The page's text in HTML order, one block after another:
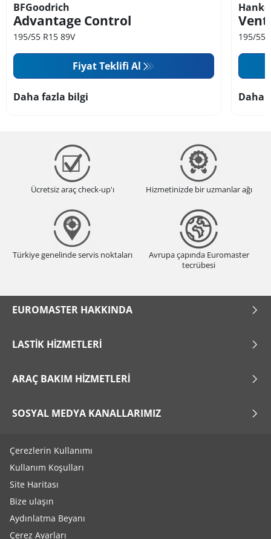
BFGoodrich
Advantage Control
195/55 R15 89V
Fiyat Teklifi Al
Daha fazla bilgi
195/55
Daha
Ücretsiz araç check-up'ı Hizmetinizde bir uzmanlar ağı
Türkiye genelinde servis noktaları
Avrupa çapında Euromaster
tecrübesi
EUROMASTER HAKKINDA
LASTIK HIZMETLERI
ARAÇ BAKIM HIZMETLERI
SOSYAL MEDYA KANALLARIMIZ
Çerezlerin Kullanımı
Kullanım Koşulları
Site Haritası
Bize ulaşın
Aydınlatma Beyanı
Çerez Ayarları